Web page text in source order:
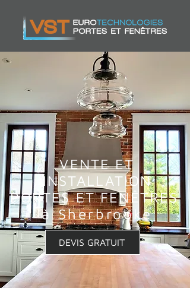
VENTE ET
INSTALLATION
PORTES ET FENÊTRES
à Sherbrooke
DEVIS GRATUIT